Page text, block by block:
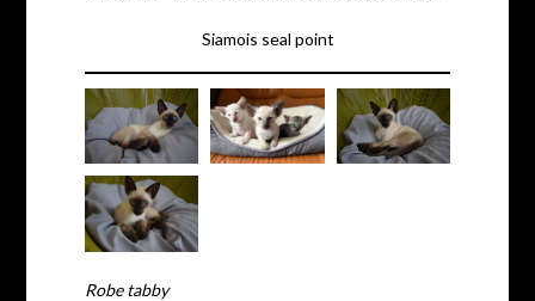
Siamois seal point
Robe tabby